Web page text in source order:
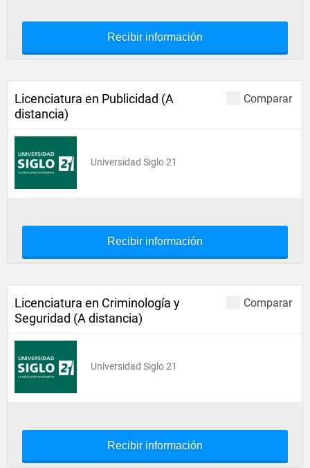
Recibir información
Comparar
Licenciatura en Publicidad (A
distancia)
Universidad Siglo 21
Recibir información
Comparar
Licenciatura en Criminología y
Seguridad (A distancia)
Universidad Siglo 21
Recibir información